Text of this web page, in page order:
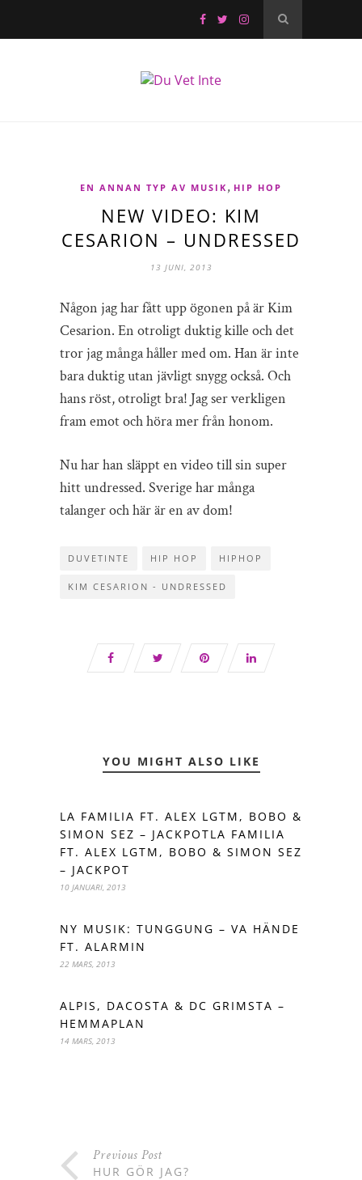
EN ANNAN TYP AV MUSIK , HIP HOP
NEW VIDEO: KIM
CESARION – UNDRESSED
13 JUNI, 2013
Någon jag har fått upp ögonen på är Kim
Cesarion. En otroligt duktig kille och det
tror jag många håller med om. Han är inte
bara duktig utan jävligt snygg också. Och
hans röst, otroligt bra! Jag ser verkligen
fram emot och höra mer från honom.
Nu har han släppt en video till sin super
hitt undressed. Sverige har många
talanger och här är en av dom!
DUVETINTE HIP HOP HIPHOP
KIM CESARION - UNDRESSED
YOU MIGHT ALSO LIKE
LA FAMILIA FT. ALEX LGTM, BOBO &
SIMON SEZ – JACKPOTLA FAMILIA
FT. ALEX LGTM, BOBO & SIMON SEZ
– JACKPOT
10 JANUARI, 2013
NY MUSIK: TUNGGUNG – VA HÄNDE
FT. ALARMIN
22 MARS, 2013
ALPIS, DACOSTA & DC GRIMSTA –
HEMMAPLAN
14 MARS, 2013
Previous Post
HUR GÖR JAG?